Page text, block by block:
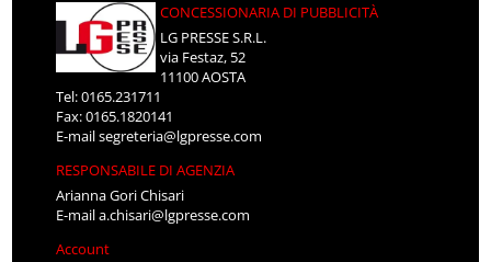
CONCESSIONARIA DI PUBBLICITÀ
LG PRESSE S.R.L.
via Festaz, 52
11100 AOSTA
Tel: 0165.231711
Fax: 0165.1820141
E-mailsegreteria@lgpresse.com
RESPONSABILE DI AGENZIA
Arianna Gori Chisari
E-maila.chisari@lgpresse.com
Account